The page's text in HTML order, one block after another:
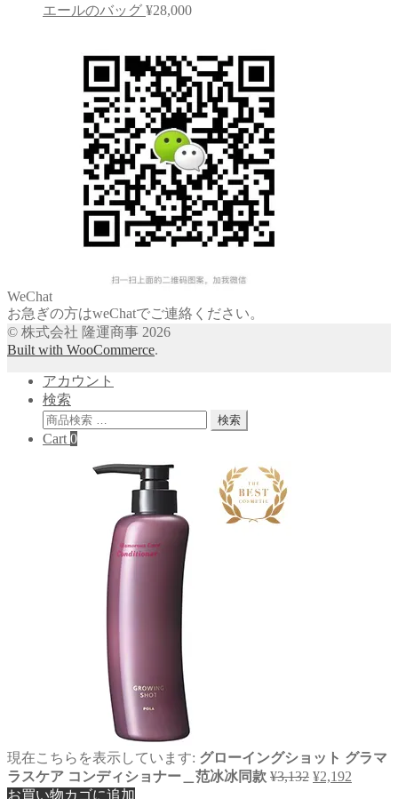
エールのバッグ ¥28,000
WeChat
お急ぎの方はweChatでご連絡ください。
© 株式会社 隆運商事 2026
Built with WooCommerce.
アカウント
検索
検
索
検索
Cart 0
現在こちらを表示しています: グローイングショット グラマ
ラスケア コンディショナー＿范冰冰同款 ¥3,132 元
¥2,192
お買い物カゴに追加